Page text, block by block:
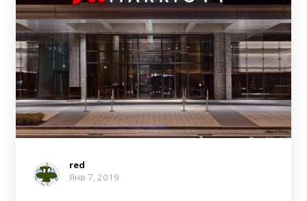
red
Янв 7, 2019